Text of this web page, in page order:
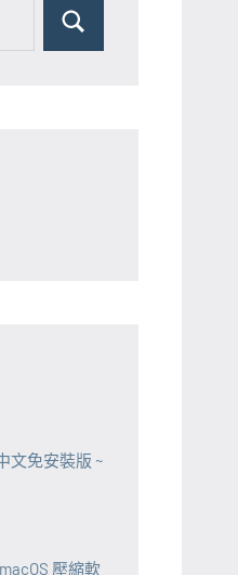
Search
文免安裝版 ~
壓縮軟